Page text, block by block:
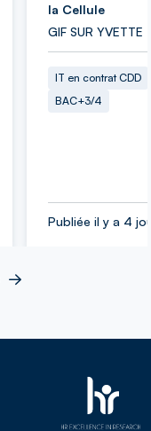
la Cellule
GIF SUR YVETTE
IT en contrat CDD
BAC+3/4
Publiée il y a 4